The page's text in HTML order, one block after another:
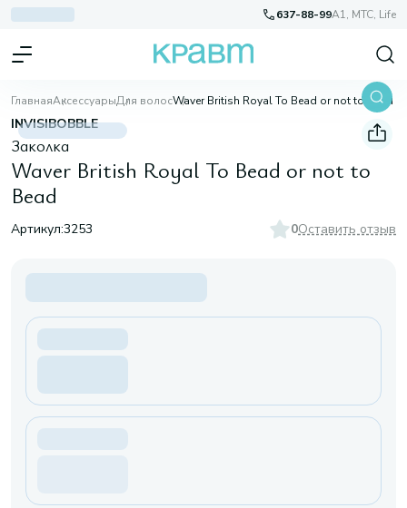
637-88-99A1, МТС, Life
ГлавнаяАксессуарыДля волосWaver British Royal To Bead or not to Bead
INVISIBOBBLE
Заколка
Waver British Royal To Bead or not to
Bead
Артикул:3253 0Оставить отзыв